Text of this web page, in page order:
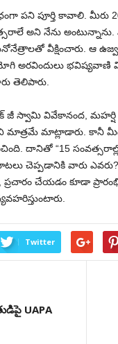
పని పూర్తి కావాలి. మీరు
అని నేను
వీక్షించారు. ఆ
భవిష్యవాణి
తెలిపారు.
స్వామి వివేకానంద, మహర్షి
మాత్రమే మాట్లాడారు. కానీ
దానితో “15
చెప్పడానికి వారు
ప్రచారం చేయడం కూడా
Twitter
UAPA